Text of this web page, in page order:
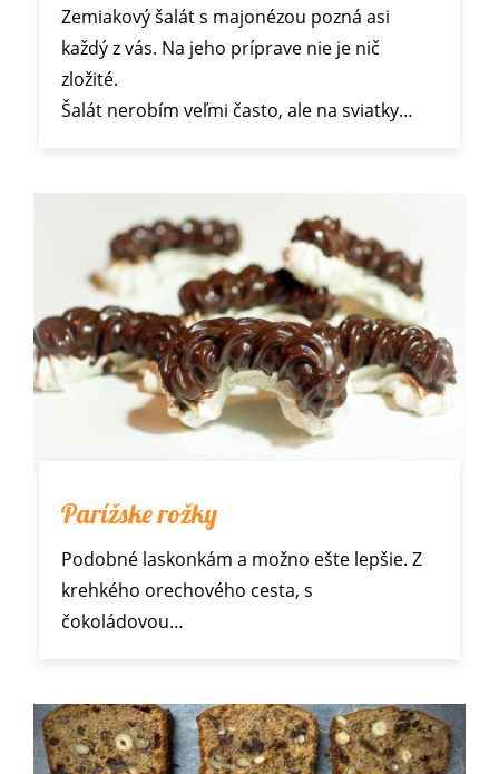
Zemiakový šalát s majonézou pozná asi
každý z vás. Na jeho príprave nie je nič
zložité.
Šalát nerobím veľmi často, ale na sviatky…
Parížske rožky
Podobné laskonkám a možno ešte lepšie. Z
krehkého orechového cesta, s
čokoládovou…